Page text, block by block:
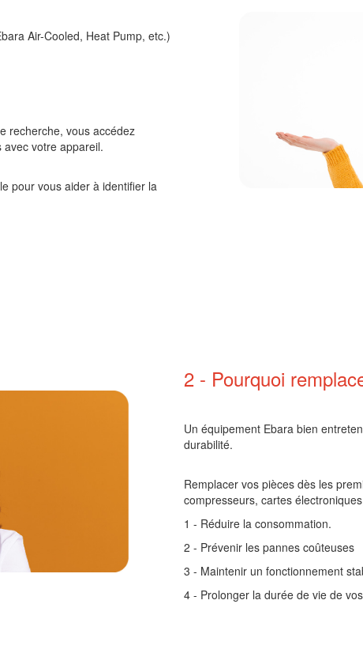
Air-Cooled, Heat Pump, etc.)
recherche, vous accédez
votre appareil.
pour vous aider à identifier la
2 - Pourquoi
Un équipement Ebara bien
durabilité.
Remplacer vos pièces dès les
compresseurs, cartes
1 - Réduire la consommation.
2 - Prévenir les pannes coûteuses
3 - Maintenir un fonctionnement
4 - Prolonger la durée de vie de